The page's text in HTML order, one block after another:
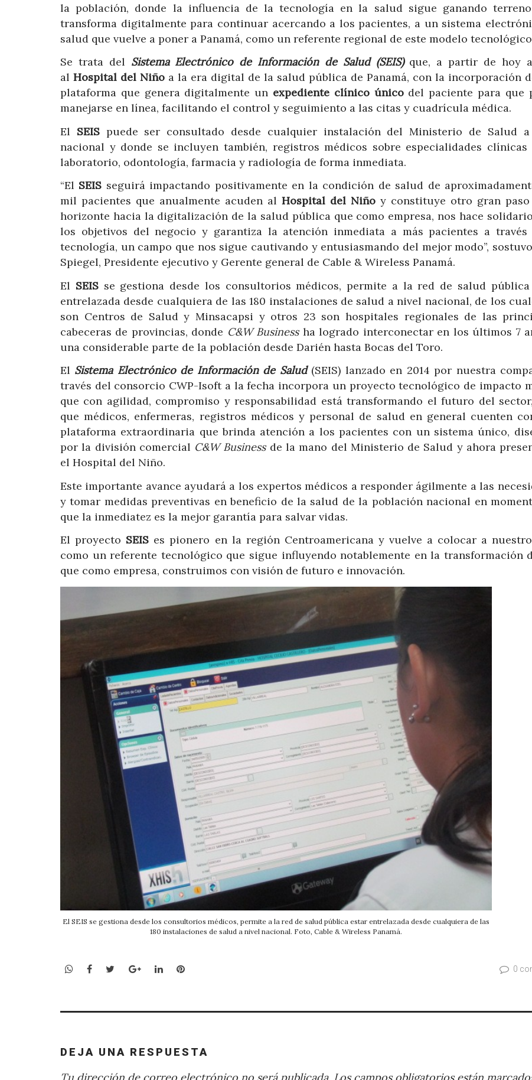
la población, donde la influencia de la tecnología en la salud sigue ganando
transforma digitalmente para continuar acercando a los pacientes, a un sistema
salud que vuelve a poner a Panamá, como un referente regional de este modelo
Se trata del Sistema Electrónico de Información de Salud (SEIS)que, a partir de hoy
alHospital del Niño a la era digital de la salud pública de Panamá, con la incorporación
plataforma que genera digitalmente un expediente clínico únicodel paciente para que
manejarse en línea, facilitando el control y seguimiento a las citas y cuadrícula médica.
El SEISpuede ser consultado desde cualquier instalación del Ministerio de Salud
nacional y donde se incluyen también, registros médicos sobre especialidades clínicas
laboratorio, odontología, farmacia y radiología de forma inmediata.
“El SEIS seguirá impactando positivamente en la condición de salud de
mil pacientes que anualmente acuden al Hospital del Niñoy constituye otro gran paso
horizonte hacia la digitalización de la salud pública que como empresa, nos hace
los objetivos del negocio y garantiza la atención inmediata a más pacientes a
tecnología, un campo que nos sigue cautivando y entusiasmando del mejor modo”,
Spiegel, Presidente ejecutivo y Gerente general de Cable & Wireless Panamá.
El SEISse gestiona desde los consultorios médicos, permite a la red de salud
entrelazada desde cualquiera de las 180 instalaciones de salud a nivel nacional, de los
son Centros de Salud y Minsacapsi y otros 23 son hospitales regionales de las
cabeceras de provincias, donde C&W Businessha logrado interconectar en los últimos 7
una considerable parte de la población desde Darién hasta Bocas del Toro.
El Sistema Electrónico de Información de Salud(SEIS) lanzado en 2014 por nuestra
través del consorcio CWP-Isoft a la fecha incorpora un proyecto tecnológico de impacto
que con agilidad, compromiso y responsabilidad está transformando el futuro del
que médicos, enfermeras, registros médicos y personal de salud en general cuenten
plataforma extraordinaria que brinda atención a los pacientes con un sistema único,
por la división comercial C&W Businessde la mano del Ministerio de Salud y ahora
el Hospital del Niño.
Este importante avance ayudará a los expertos médicos a responder ágilmente a las
y tomar medidas preventivas en beneficio de la salud de la población nacional en
que la inmediatez es la mejor garantía para salvar vidas.
El proyecto SEIS es pionero en la región Centroamericana y vuelve a colocar a
como un referente tecnológico que sigue influyendo notablemente en la transformación
que como empresa, construimos con visión de futuro e innovación.
El SEIS se gestiona desde los consultorios médicos, permite a la red de salud pública estar entrelazada desde cualquiera de las
180 instalaciones de salud a nivel nacional. Foto, Cable & Wireless Panamá.
WhatsApp
Facebook
TwitterGoogle+LinkedInPinterest 0
DEJA UNA RESPUESTA
Tu dirección de correo electrónico no será publicada. Los campos obligatorios están